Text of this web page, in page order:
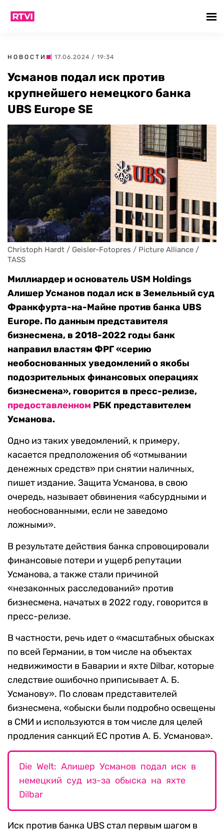
НОВОСТИ | 17.06.2024 / 19:34
Усманов подал иск против
крупнейшего немецкого банка
UBS Europe SE
Christoph Hardt / Geisler-Fotopres / Picture Alliance /
TASS
Миллиардер и основатель USM Holdings
Алишер Усманов подал иск в Земельный суд
Франкфурта-на-Майне против банка UBS
Europe. По данным представителя
бизнесмена, в 2018-2022 годы банк
направил властям ФРГ «серию
необоснованных уведомлений о якобы
подозрительных финансовых операциях
бизнесмена», говорится в пресс-релизе,
предоставленном РБК представителем
Усманова.
Одно из таких уведомлений, к примеру,
касается предположения об «отмывании
денежных средств» при снятии наличных,
пишет издание. Защита Усманова, в свою
очередь, называет обвинения «абсурдными и
необоснованными, если не заведомо
ложными».
В результате действия банка спровоцировали
финансовые потери и ущерб репутации
Усманова, а также стали причиной
«незаконных расследований» против
бизнесмена, начатых в 2022 году, говорится в
пресс-релизе.
В частности, речь идет о «масштабных обысках
по всей Германии, в том числе на объектах
недвижимости в Баварии и яхте Dilbar, которые
следствие ошибочно приписывает А. Б.
Усманову». По словам представителей
бизнесмена, «обыски были подробно освещены
в СМИ и используются в том числе для целей
продления санкций ЕС против А. Б. Усманова».
Die Welt: Алишер Усманов подал иск в
немецкий суд из-за обыска на яхте
Dilbar
Иск против банка UBS стал первым шагом в